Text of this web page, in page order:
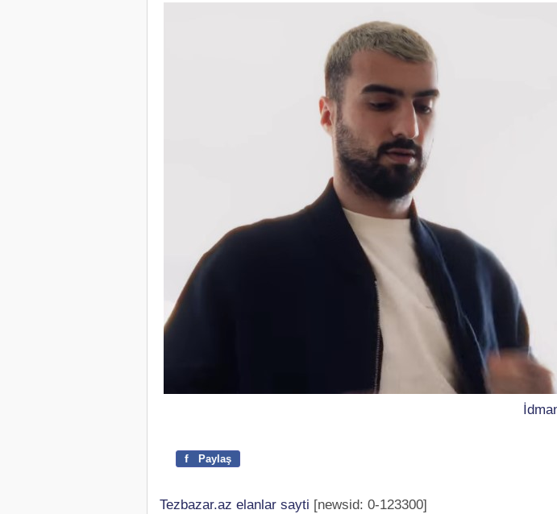
f Paylaş
Tezbazar.az elanlar sayti [newsid: 0-123300]